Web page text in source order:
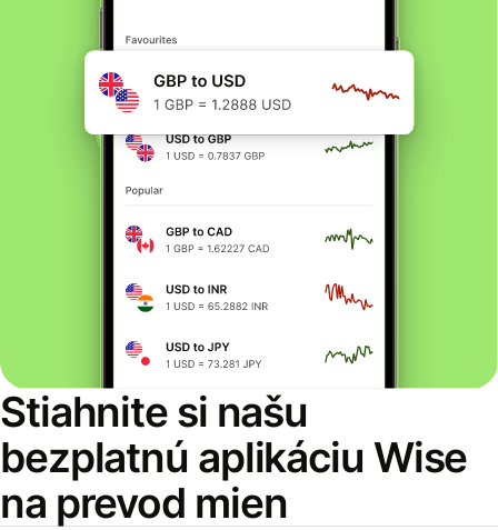
Stiahnite si našu
bezplatnú aplikáciu Wise
na prevod mien